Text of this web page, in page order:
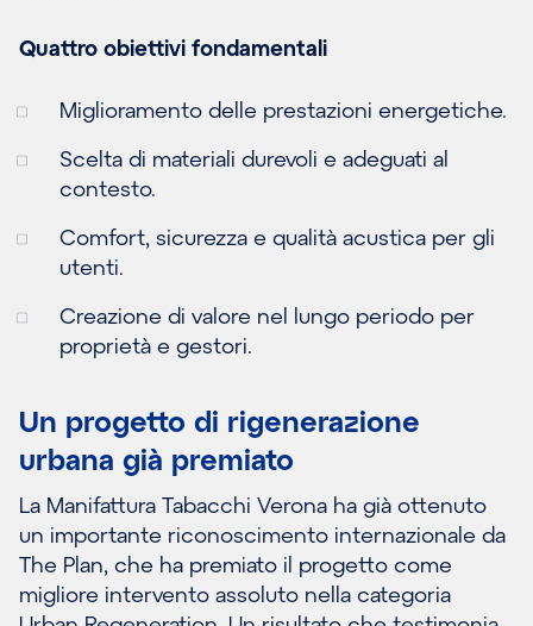
Quattro obiettivi fondamentali
Miglioramento delle prestazioni energetiche.
Scelta di materiali durevoli e adeguati al
contesto.
Comfort, sicurezza e qualità acustica per gli
utenti.
Creazione di valore nel lungo periodo per
proprietà e gestori.
Un progetto di rigenerazione
urbana già premiato
La Manifattura Tabacchi Verona ha già ottenuto
un importante riconoscimento internazionale da
The Plan, che ha premiato il progetto come
migliore intervento assoluto nella categoria